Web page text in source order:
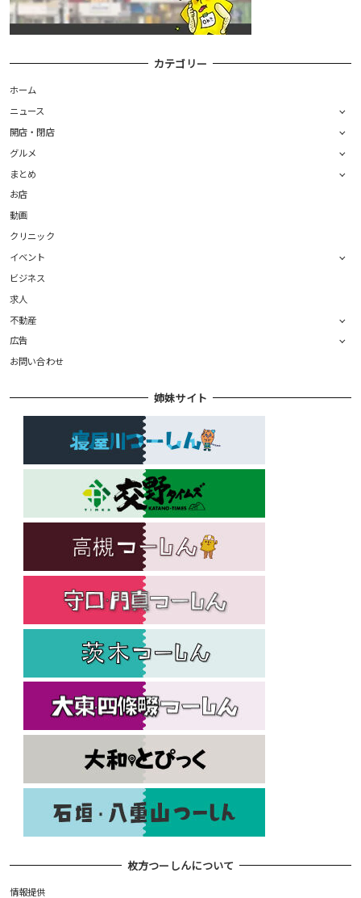
カテゴリー
ホーム
ニュース
開店・閉店
グルメ
まとめ
お店
動画
クリニック
イベント
ビジネス
求人
不動産
広告
お問い合わせ
姉妹サイト
枚方つーしんについて
情報提供